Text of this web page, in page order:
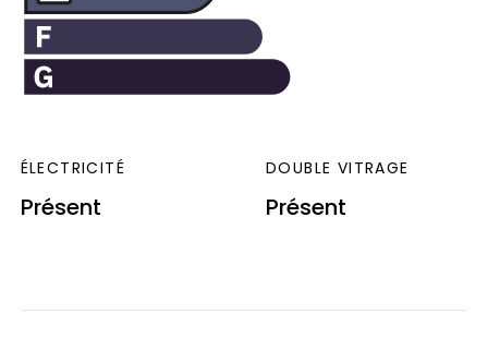
ÉLECTRICITÉ
Présent
DOUBLE VITRAGE
Présent